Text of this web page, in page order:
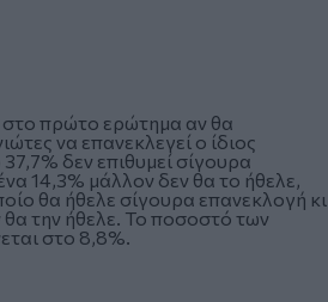
στο πρώτο ερώτημα αν θα
να επανεκλεγεί ο ίδιος
δεν επιθυμεί σίγουρα
14,3% μάλλον δεν θα το ήθελε,
θα ήθελε σίγουρα επανεκλογή κι
την ήθελε. Το ποσοστό των
στο 8,8%.